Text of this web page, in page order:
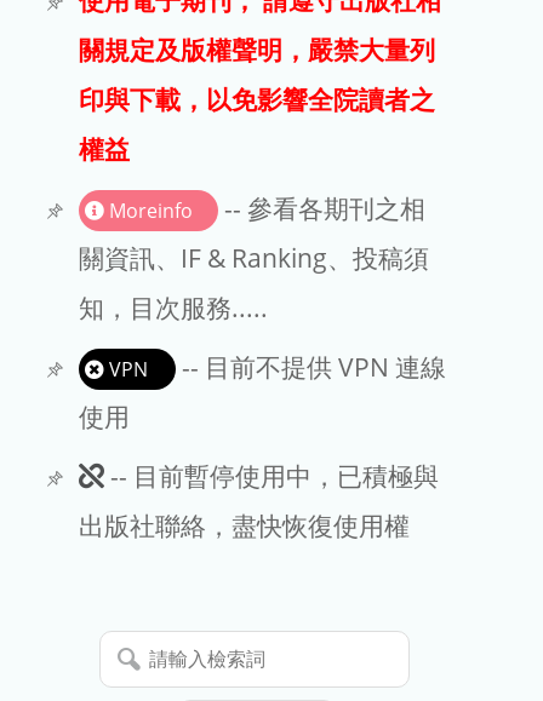
試用
文章處理費
EndNote
關規定及版權聲明，嚴禁大量列
印與下載，以免影響全院讀者之
權益
Moreinfo
-- 參看各期刊之相
關資訊、IF & Ranking、投稿須
知，目次服務.....
VPN
-- 目前不提供 VPN 連線
使用
此
期
暫
停
-- 目前暫停使用中，已積極與
出版社聯絡，盡快恢復使用權
請
輸